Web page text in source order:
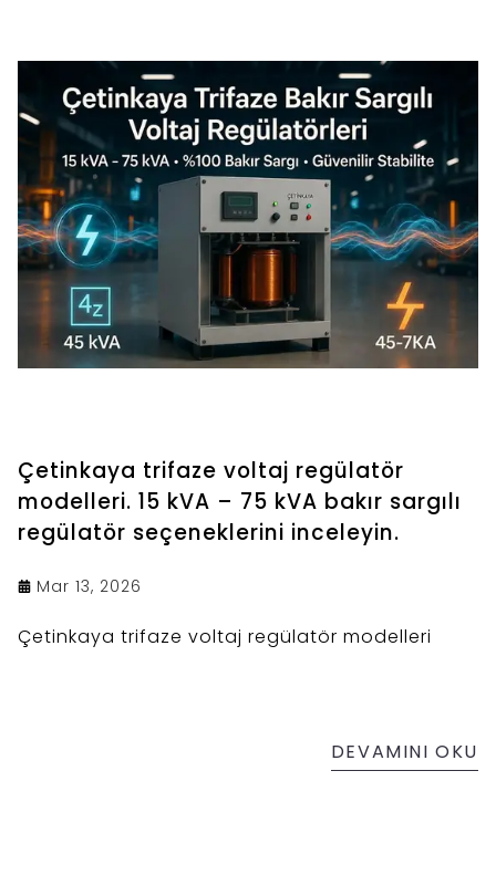
Çetinkaya trifaze voltaj regülatör
modelleri. 15 kVA – 75 kVA bakır sargılı
regülatör seçeneklerini inceleyin.
Mar 13, 2026
Çetinkaya trifaze voltaj regülatör modelleri
DEVAMINI OKU